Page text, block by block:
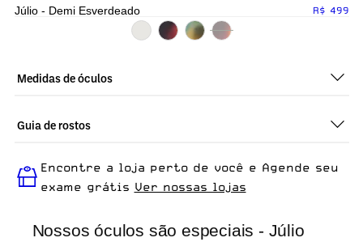
Nossos óculos são especiais - Júlio
Júlio - Demi Esverdeado R$ 499
Medidas de óculos
Guia de rostos
Esverdeado é ideal para quem busca um óculos confortável
para o dia a dia.
Encontre a loja perto de você e Agende seu
exame grátis Ver nossas lojas